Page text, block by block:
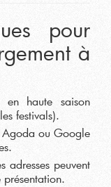
pour
à
haute saison
festivals).
ou Google
adresses peuvent